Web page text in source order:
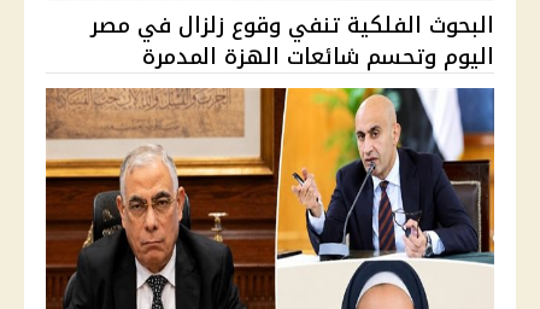
البحوث الفلكية تنفي وقوع زلزال في مصر
اليوم وتحسم شائعات الهزة المدمرة